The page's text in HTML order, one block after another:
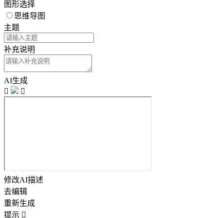
图形选择
思维导图
主题
补充说明
AI生成


修改AI描述
去编辑
重新生成
提示 